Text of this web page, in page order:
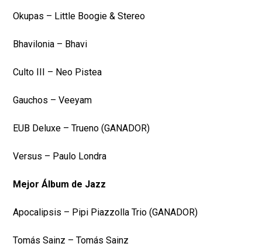
Okupas – Little Boogie & Stereo
Bhavilonia – Bhavi
Culto III – Neo Pistea
Gauchos – Veeyam
EUB Deluxe – Trueno (GANADOR)
Versus – Paulo Londra
Mejor Álbum de Jazz
Apocalipsis – Pipi Piazzolla Trio (GANADOR)
Tomás Sainz – Tomás Sainz